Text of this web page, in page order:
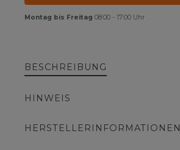
Montag bis Freitag 08:00 - 17:00 Uhr
BESCHREIBUNG
HINWEIS
HERSTELLERINFORMATIONEN